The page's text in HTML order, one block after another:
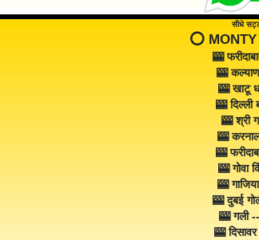
सीधे
⭕️
🎰
🎰
🎰 खाटू
🎰
🎰 श्री
🎰
🎰
🎰 गोवा
🎰
🎰 दुबई
🎰 गली
🎰